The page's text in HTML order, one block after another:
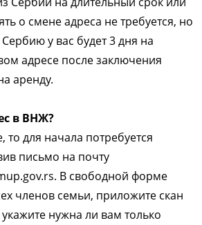
о смене адреса не требуется, но
у вас будет 3 дня на
адресе после заключения
аренду.
в ВНЖ?
то для начала потребуется
письмо на почту
В свободной форме
членов семьи, приложите скан
нужна ли вам только